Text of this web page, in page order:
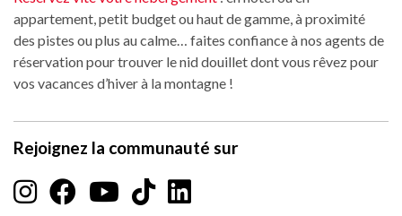
appartement, petit budget ou haut de gamme, à proximité
des pistes ou plus au calme… faites confiance à nos agents de
réservation pour trouver le nid douillet dont vous rêvez pour
vos vacances d’hiver à la montagne !
Rejoignez la communauté sur